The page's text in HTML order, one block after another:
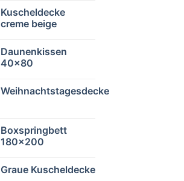
Kuscheldecke
creme beige
Daunenkissen
40×80
Weihnachtstagesdecke
Boxspringbett
180×200
Graue Kuscheldecke